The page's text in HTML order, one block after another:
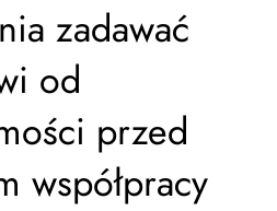
zadawać
od
przed
współpracy